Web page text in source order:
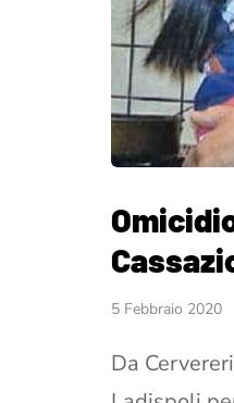
5 Febbraio 2020
Da